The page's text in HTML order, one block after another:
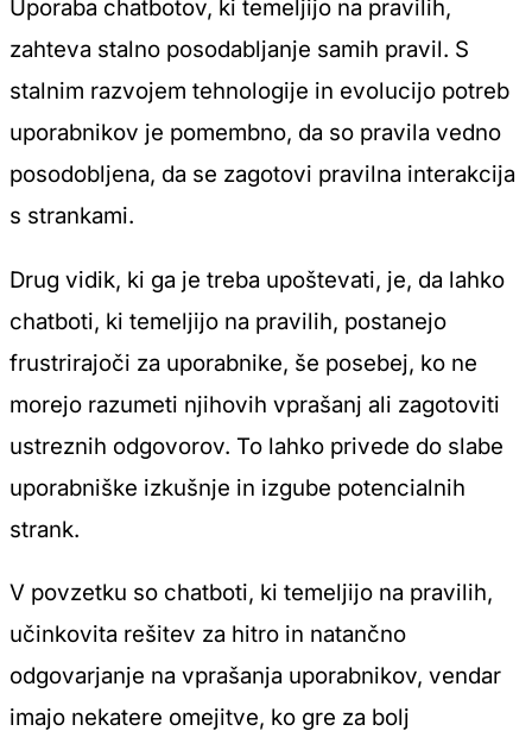
Uporaba chatbotov, ki temeljijo na pravilih,
zahteva stalno posodabljanje samih pravil. S
stalnim razvojem tehnologije in evolucijo potreb
uporabnikov je pomembno, da so pravila vedno
posodobljena, da se zagotovi pravilna interakcija
s strankami.
Drug vidik, ki ga je treba upoštevati, je, da lahko
chatboti, ki temeljijo na pravilih, postanejo
frustrirajoči za uporabnike, še posebej, ko ne
morejo razumeti njihovih vprašanj ali zagotoviti
ustreznih odgovorov. To lahko privede do slabe
uporabniške izkušnje in izgube potencialnih
strank.
V povzetku so chatboti, ki temeljijo na pravilih,
učinkovita rešitev za hitro in natančno
odgovarjanje na vprašanja uporabnikov, vendar
imajo nekatere omejitve, ko gre za bolj